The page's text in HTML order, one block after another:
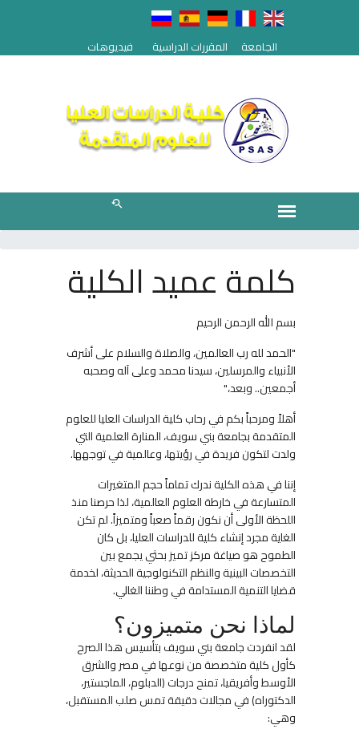
الجامعة المقررات الدراسية فيديوهات
كلمة عميد الكلية
بسم الله الرحمن الرحيم
"الحمد لله رب العالمين، والصلاة والسلام على أشرف
الأنبياء والمرسلين، سيدنا محمد وعلى آله وصحبه
أجمعين.. وبعد،"
أهلاً ومرحباً بكم في رحابكلية الدراسات العليا للعلوم
المتقدمة بجامعة بني سويف، المنارة العلمية التي
ولدت لتكون فريدة في رؤيتها، وعالمية في توجهها.
إننا في هذه الكلية ندرك تماماً حجم المتغيرات
المتسارعة في خارطة العلوم العالمية، لذا حرصنا منذ
اللحظة الأولى أن نكون رقماً صعباً ومتميزاً. لم تكن
الغاية مجرد إنشاء كلية للدراسات العليا، بل كان
الطموح هو صياغةمركز تميز بحثييجمع بين
التخصصات البينية والنظم التكنولوجية الحديثة، لخدمة
قضايا التنمية المستدامة في وطننا الغالي.
لماذا نحن متميزون؟
لقد انفردت جامعة بني سويف بتأسيس هذا الصرح
كأول كلية متخصصة من نوعها في مصر والشرق
الأوسط وأفريقيا، تمنح درجات (الدبلوم، الماجستير،
الدكتوراه) في مجالات دقيقة تمس صلب المستقبل،
وهي: